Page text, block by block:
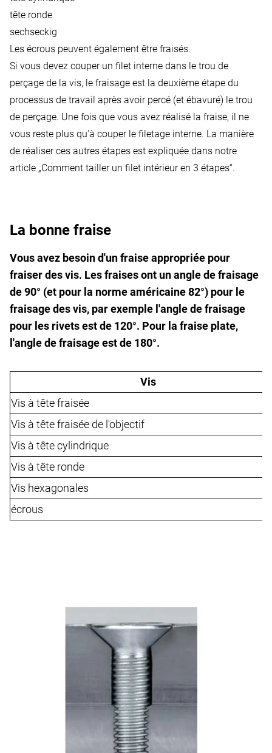
tête ronde
sechseckig
Les écrous peuvent également être fraisés.
Si vous devez couper un filet interne dans le trou de
perçage de la vis, le fraisage est la deuxième étape du
processus de travail après avoir percé (et ébavuré) le trou
de perçage. Une fois que vous avez réalisé la fraise, il ne
vous reste plus qu'à couper le filetage interne. La manière
de réaliser ces autres étapes est expliquée dans notre
article „Comment tailler un filet intérieur en 3 étapes“.
La bonne fraise
Vous avez besoin d'un fraise appropriée pour
fraiser des vis. Les fraises ont un angle de fraisage
de 90° (et pour la norme américaine 82°) pour le
fraisage des vis, par exemple l'angle de fraisage
pour les rivets est de 120°. Pour la fraise plate,
l'angle de fraisage est de 180°.
Vis
Vis à tête fraisée
Vis à tête fraisée de l'objectif
Vis à tête cylindrique
Vis à tête ronde
Vis hexagonales
écrous